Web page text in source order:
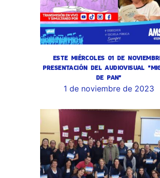
ESTE MIÉRCOLES 01 DE
PRESENTACIÓN DEL AUDIOVISUAL
DE PAN"
1 de noviembre de 2023